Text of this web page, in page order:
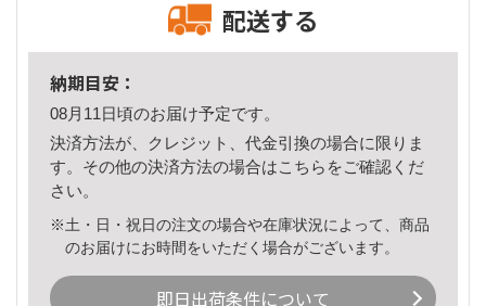
配送する
納期目安：
08月11日頃のお届け予定です。
決済方法が、クレジット、代金引換の場合に限りま
す。その他の決済方法の場合はこちら をご確認くだ
さい。
※土・日・祝日の注文の場合や在庫状況によって、商品
のお届けにお時間をいただく場合がございます。
即日出荷条件について